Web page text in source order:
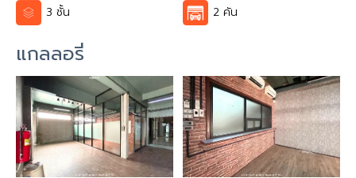
3 ชั้น 2 คัน
แกลลอรี่